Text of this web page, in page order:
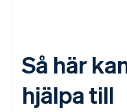
Så här
hjälpa till